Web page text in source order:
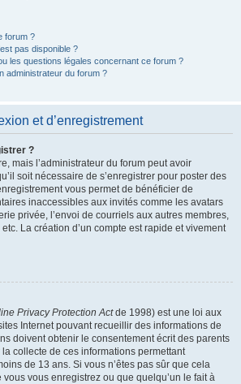
forum ?
pas disponible ?
les questions légales concernant ce forum ?
administrateur du forum ?
et d’enregistrement
?
mais l’administrateur du forum peut avoir
soit nécessaire de s’enregistrer pour poster des
vous permet de bénéficier de
inaccessibles aux invités comme les avatars
privée, l’envoi de courriels aux autres membres,
La création d’un compte est rapide et vivement
Privacy Protection Actde 1998) est une loi aux
Internet pouvant recueillir des informations de
doivent obtenir le consentement écrit des parents
collecte de ces informations permettant
de 13 ans. Si vous n’êtes pas sûr que cela
vous vous enregistrez ou que quelqu’un le fait à